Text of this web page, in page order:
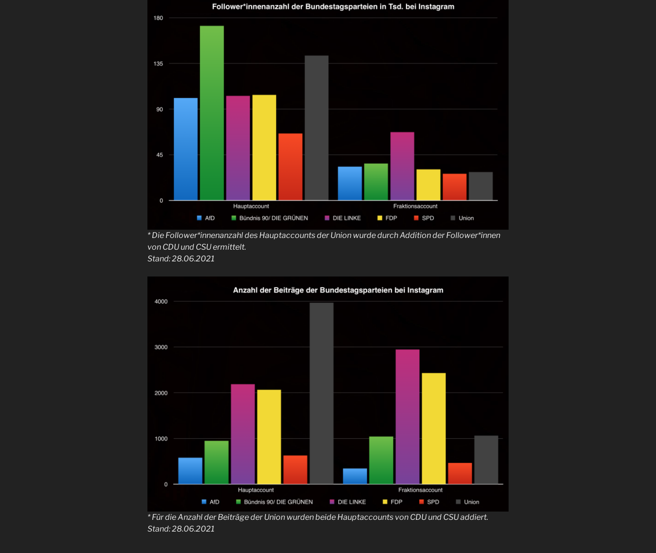
* Die Follower*innenanzahl des Hauptaccounts der Union wurde durch Addition der Follower*innen
von CDU und CSU ermittelt.
Stand: 28.06.2021
* Für die Anzahl der Beiträge der Union wurden beide Hauptaccounts von CDU und CSU addiert.
Stand: 28.06.2021